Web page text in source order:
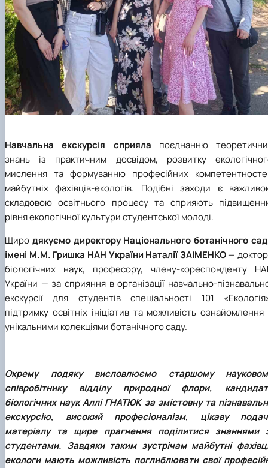
Навчальна екскурсія сприяла поєднанню
знань із практичним досвідом, розвитку
мислення та формуванню професійних
майбутніх фахівців-екологів. Подібні заходи є
складовою освітнього процесу та сприяють
рівня екологічної культури студентської молоді.
Щиро дякуємо директору Національного ботанічного
імені М.М. Гришка НАН України Наталії ЗАІМЕНКО—
біологічних наук, професору, члену-кореспонденту
України — за сприяння в організації навчально-
екскурсії для студентів спеціальності 101
підтримку освітніх ініціатив та можливість ознайомлення
унікальними колекціями ботанічного саду.
Окрему подяку висловлюємо старшому
співробітнику відділу природної флори,
біологічних наук Аллі ГНАТЮК за змістовну та
екскурсію, високий професіоналізм, цікаву
матеріалу та щире прагнення поділитися знаннями
студентами. Завдяки таким зустрічам майбутні
екологи мають можливість поглиблювати свої